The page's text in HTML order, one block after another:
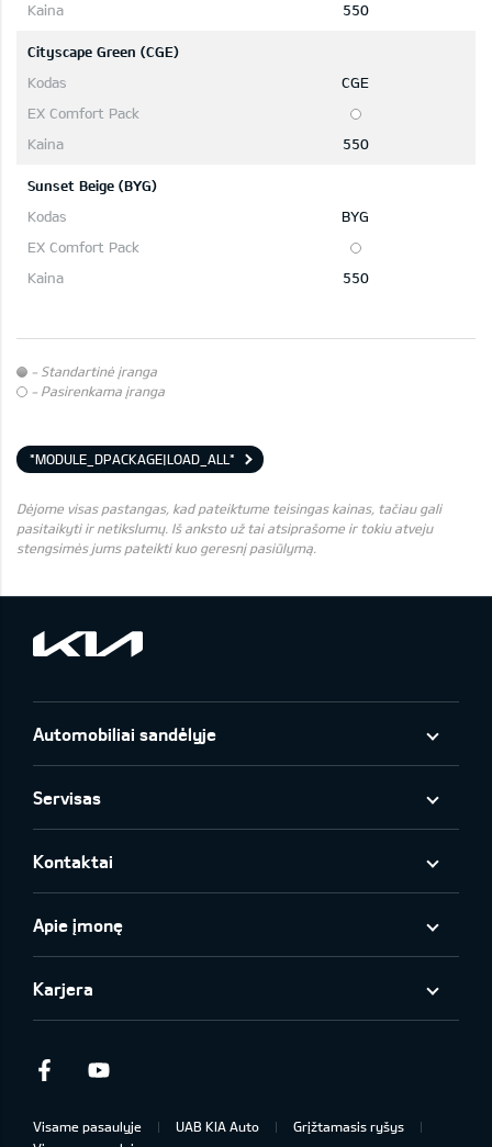
550
Cityscape Green (CGE)
CGE
550
Sunset Beige (BYG)
BYG
550
- Standartinė įranga
- Pasirenkama įranga
*MODULE_DPACKAGE|LOAD_ALL*
Dėjome visas pastangas, kad pateiktume teisingas kainas, tačiau gali
pasitaikyti ir netikslumų. Iš anksto už tai atsiprašome ir tokiu atveju
stengsimės jums pateikti kuo geresnį pasiūlymą.
Automobiliai sandėlyje
Servisas
Kontaktai
Apie įmonę
Karjera
Facebook
Visame pasaulyje UAB KIA Auto
Grįžtamasis ryšys